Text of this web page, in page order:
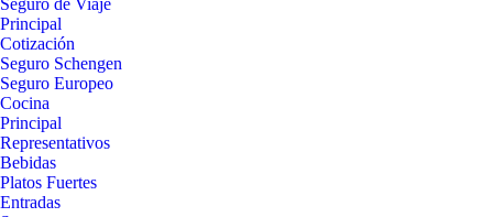
Seguro de Viaje
Principal
Cotización
Seguro Schengen
Seguro Europeo
Cocina
Principal
Representativos
Bebidas
Platos Fuertes
Entradas